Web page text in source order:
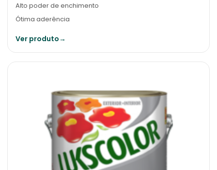
Alto poder de enchimento
Ótima aderência
Ver produto→